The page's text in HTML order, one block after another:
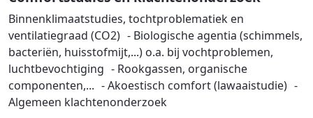
Binnenklimaatstudies, tochtproblematiek en
ventilatiegraad (CO2) - Biologische agentia (schimmels,
bacteriën, huisstofmijt,...) o.a. bij vochtproblemen,
luchtbevochtiging - Rookgassen, organische
componenten,... - Akoestisch comfort (lawaaistudie) -
Algemeen klachtenonderzoek